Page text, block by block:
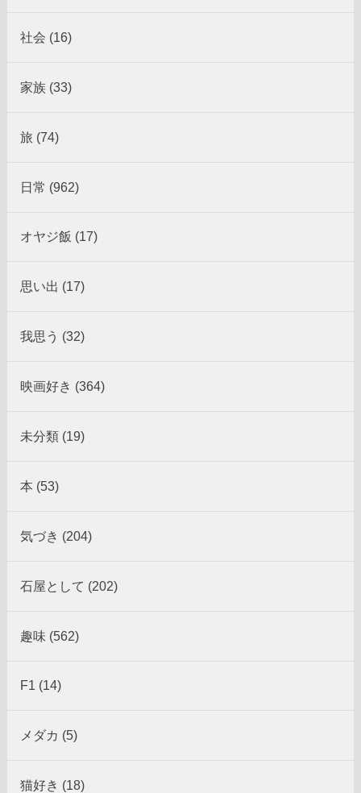
社会 (16)
家族 (33)
旅 (74)
日常 (962)
オヤジ飯 (17)
思い出 (17)
我思う (32)
映画好き (364)
未分類 (19)
本 (53)
気づき (204)
石屋として (202)
趣味 (562)
F1 (14)
メダカ (5)
猫好き (18)